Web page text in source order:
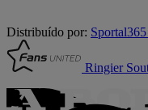
Distribuído por: Sportal365
Ringier